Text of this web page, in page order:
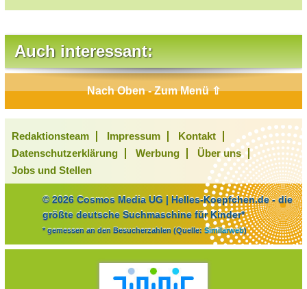
Auch interessant:
Nach Oben - Zum Menü ⇧
Redaktionsteam Impressum
Kontakt
Datenschutzerklärung
Werbung
Über uns
Jobs und Stellen
© 2026 Cosmos Media UG | Helles-Koepfchen.de - die
größte deutsche Suchmaschine für Kinder*
* gemessen an den Besucherzahlen (Quelle: Similarweb)